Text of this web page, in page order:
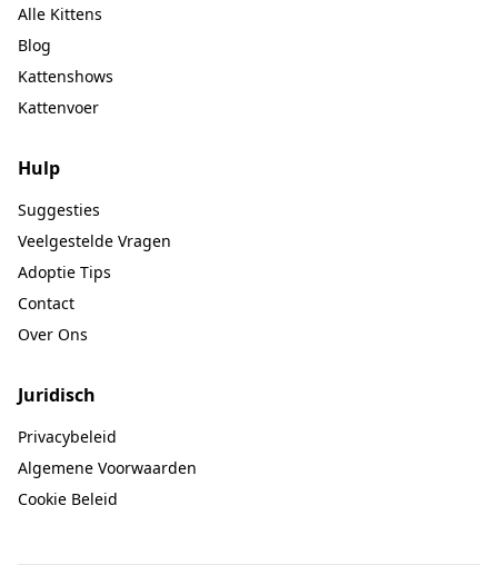
Alle Kittens
Blog
Kattenshows
Kattenvoer
Hulp
Suggesties
Veelgestelde Vragen
Adoptie Tips
Contact
Over Ons
Juridisch
Privacybeleid
Algemene Voorwaarden
Cookie Beleid